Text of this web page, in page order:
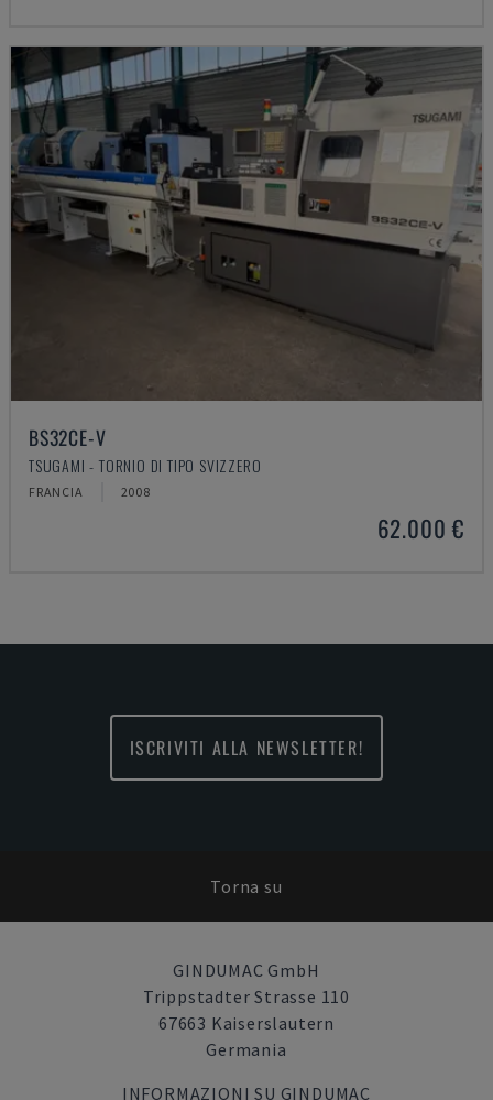
BS32CE-V
TSUGAMI - TORNIO DI TIPO SVIZZERO
FRANCIA 2008
62.000 €
ISCRIVITI ALLA NEWSLETTER!
Torna su
GINDUMAC GmbH
Trippstadter Strasse 110
67663 Kaiserslautern
Germania
INFORMAZIONI SU GINDUMAC